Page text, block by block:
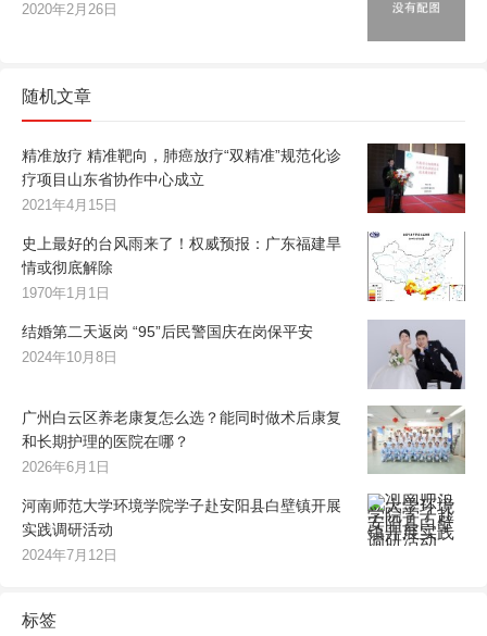
2020年2月26日
随机文章
精准放疗 精准靶向，肺癌放疗“双精准”规范化诊
疗项目山东省协作中心成立
2021年4月15日
史上最好的台风雨来了！权威预报：广东福建旱
情或彻底解除
1970年1月1日
结婚第二天返岗 “95”后民警国庆在岗保平安
2024年10月8日
广州白云区养老康复怎么选？能同时做术后康复
和长期护理的医院在哪？
2026年6月1日
河南师范大学环境学院学子赴安阳县白壁镇开展
实践调研活动
2024年7月12日
标签